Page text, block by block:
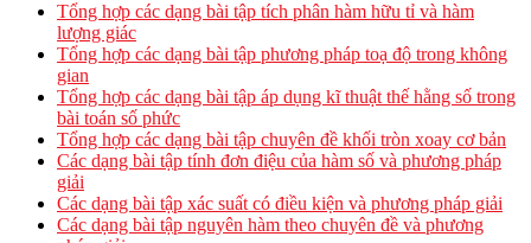
Tổng hợp các dạng bài tập tích phân hàm hữu tỉ và hàm
lượng giác
Tổng hợp các dạng bài tập phương pháp toạ độ trong không
gian
Tổng hợp các dạng bài tập áp dụng kĩ thuật thế hằng số trong
bài toán số phức
Tổng hợp các dạng bài tập chuyên đề khối tròn xoay cơ bản
Các dạng bài tập tính đơn điệu của hàm số và phương pháp
giải
Các dạng bài tập xác suất có điều kiện và phương pháp giải
Các dạng bài tập nguyên hàm theo chuyên đề và phương